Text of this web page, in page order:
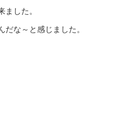
した。
な～と感じました。